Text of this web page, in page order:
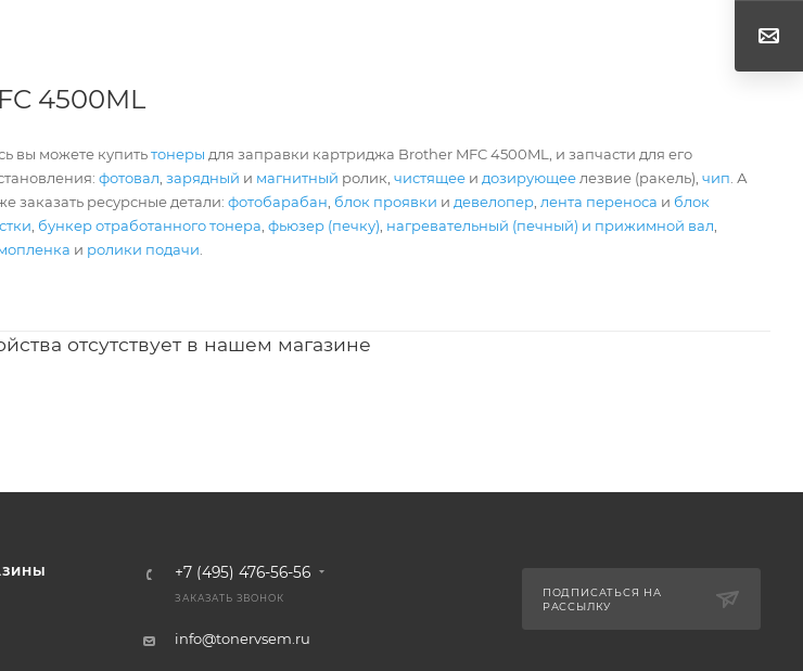
4500ML
вы можете купитьтонеры для заправки картриджа Brother MFC 4500ML, и запчасти для его
фотовал ,зарядный и магнитный ролик,чистящее и дозирующее лезвие (ракель),чип . А
заказать ресурсные детали:фотобарабан блок проявки и девелопер лента переноса и блок
бункер отработанного тонера ,фьюзер (печку) нагревательный (печный) и прижимной вал
и ролики подачи
отсутствует в нашем магазине
+7 (495) 476-56-56
ЗАКАЗАТЬ ЗВОНОК
info@tonervsem.ru
ПОДПИСАТЬСЯ НА
РАССЫЛКУ